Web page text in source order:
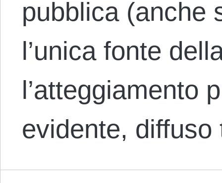
pubblica (anche
l’unica fonte
l’atteggiamento
evidente,